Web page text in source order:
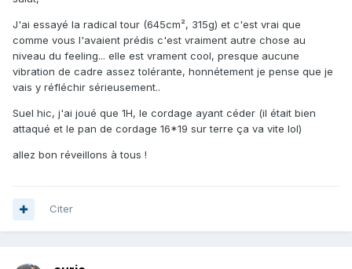
J'ai essayé la radical tour (645cm², 315g) et c'est vrai que
comme vous l'avaient prédis c'est vraiment autre chose au
niveau du feeling... elle est vrament cool, presque aucune
vibration de cadre assez tolérante, honnétement je pense que je
vais y réfléchir sérieusement..
Suel hic, j'ai joué que 1H, le cordage ayant céder (il était bien
attaqué et le pan de cordage 16*19 sur terre ça va vite lol)
allez bon réveillons à tous !
Citer